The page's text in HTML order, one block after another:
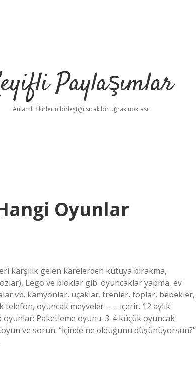
Paylaşımlar
Anlamlı fikirlerin birleştiği sıcak bir uğrak noktası.
Oyunlar
karşılık gelen karelerden kutuya bırakma,
Lego ve bloklar gibi oyuncaklar yapma, ev
vb. kamyonlar, uçaklar, trenler, toplar, bebekler,
oyuncak meyveler – … içerir. 12 aylık
oyunlar: Paketleme oyunu. 3-4 küçük oyuncak
ve sorun: “İçinde ne olduğunu düşünüyorsun?”